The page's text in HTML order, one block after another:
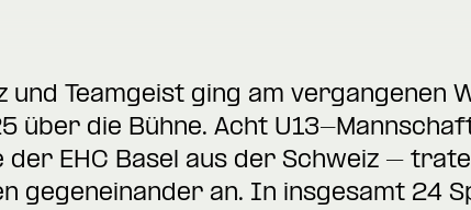
und Teamgeist ging am vergangenen
über die Bühne. Acht U13-
der EHC Basel aus der Schweiz –
gegeneinander an. In insgesamt 24